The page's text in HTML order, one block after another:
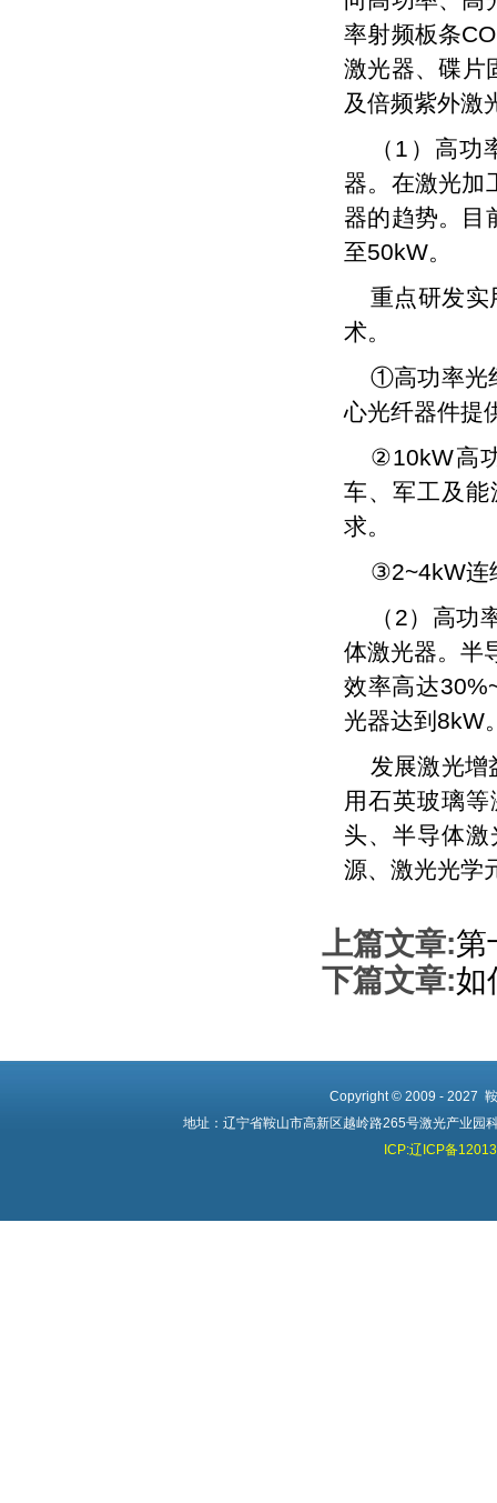
率射频板条
激光器、碟片
及倍频紫外激
（1）高
器。在激光加
器的趋势。目
至50kW。
重点研发实
术。
①高功率光
心光纤器件提
②10kW高
车、军工及
求。
③2~4kW连
（2）高功
体激光器。半
效率高达
光器达到8kW
发展激光增
用石英玻璃等
头、半导体
源、激光光学
上篇文章:第
下篇文章:如
Copyright © 2009 - 2027
地址：辽宁省鞍山市高新区越岭路265号激光产
ICP:辽ICP备